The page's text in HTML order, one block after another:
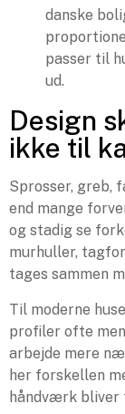
danske
passer til
ud.
Design
ikke til
Sprosser, greb,
end mange
og stadig se
murhuller,
tages sammen
Til moderne
profiler ofte
arbejde mere
her forskellen
håndværk bliver